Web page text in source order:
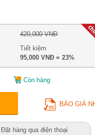
420,000 VNĐ
Tiết kiệm
95,000 VNĐ = 23%
Còn hàng
BÁO GIÁ
Đặt hàng qua điện thoại